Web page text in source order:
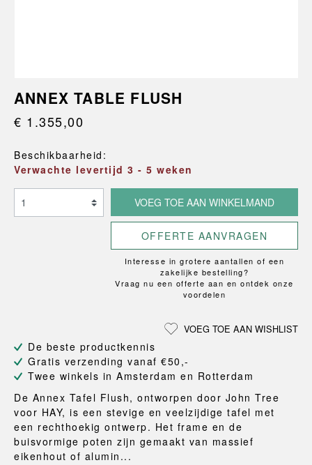
ANNEX TABLE FLUSH
€ 1.355,00
Beschikbaarheid:
Verwachte levertijd 3 - 5 weken
VOEG TOE AAN WINKELMAND
OFFERTE AANVRAGEN
Interesse in grotere aantallen of een
zakelijke bestelling?
Vraag nu een offerte aan en ontdek onze
voordelen
VOEG TOE AAN WISHLIST
De beste productkennis
Gratis verzending vanaf €50,-
Twee winkels in Amsterdam en Rotterdam
De Annex Tafel Flush, ontworpen door John Tree
voor HAY, is een stevige en veelzijdige tafel met
een rechthoekig ontwerp. Het frame en de
buisvormige poten zijn gemaakt van massief
eikenhout of alumin...